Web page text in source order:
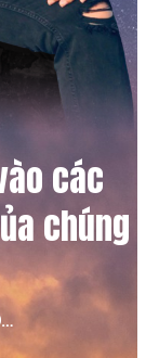
các
chúng